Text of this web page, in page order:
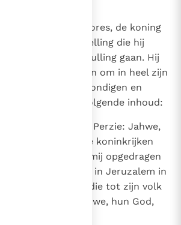
van Kores, de koning
Jahwe de voorspelling die hij
gedaan had in vervulling gaan. Hij
koning van Perzie, in om in heel zijn
boodschap af te kondigen en
te sturen met de volgende inhoud:
de koning van Perzie: Jahwe,
heeft mij alle koninkrijken
Hij heeft mij opgedragen
tempel te bouwen in Jeruzalem in
degenen onder u die tot zijn volk
de hoede van Jahwe, hun God,